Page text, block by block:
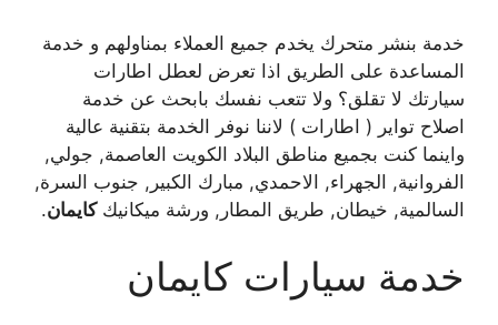
خدمة بنشر متحرك يخدم جميع العملاء بمناولهم و خدمة
المساعدة على الطريق اذا تعرض لعطل اطارات
سيارتك لا تقلق؟ ولا تتعب نفسك بابحث عن خدمة
اصلاح تواير ( اطارات ) لاننا نوفر الخدمة بتقنية عالية
واينما كنت بجميع مناطق البلاد الكويت العاصمة, جولي,
الفروانية, الجهراء, الاحمدي, مبارك الكبير, جنوب السرة,
السالمية, خيطان, طريق المطار, ورشة ميكانيككايمان.
خدمة سيارات كايمان